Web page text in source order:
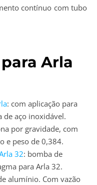
contínuo com tubo
Arla
: com aplicação para
de aço inoxidável.
por gravidade, com
e peso de 0,384.
32: bomba de
para Arla 32.
alumínio. Com vazão